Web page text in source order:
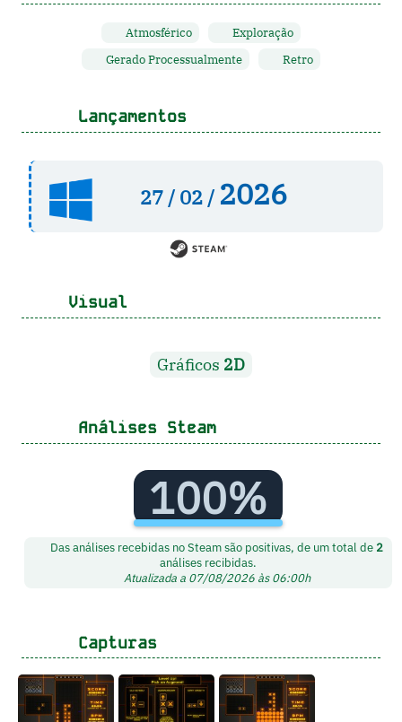
Atmosférico
Exploração
Gerado Processualmente
Retro
Lançamentos
27 / 02 / 2026
Visual
Gráficos 2D
Análises Steam
100%
Das análises recebidas no Steam são positivas, de um total de 2
análises recibidas.
Atualizada a 07/08/2026 às 06:00h
Capturas